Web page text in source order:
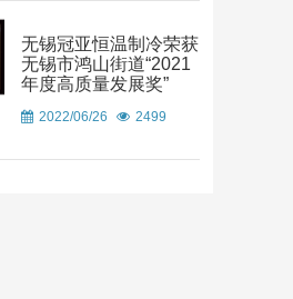
无锡冠亚恒温制冷荣获
无锡市鸿山街道“2021
年度高质量发展奖”
2022/06/26 2499